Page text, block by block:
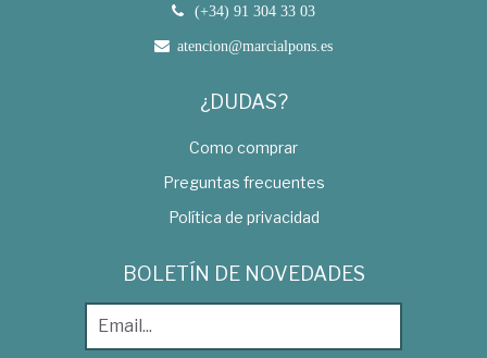
(+34) 91 304 33 03
atencion@marcialpons.es
¿DUDAS?
Como comprar
Preguntas frecuentes
Política de privacidad
BOLETÍN DE NOVEDADES